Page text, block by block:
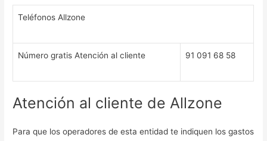
Teléfonos Allzone
Número gratis Atención al cliente 91 091 68 58
Atención al cliente de Allzone
Para que los operadores de esta entidad te indiquen los gastos